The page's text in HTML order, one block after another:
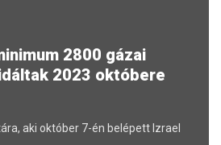
2800 gázai
2023 októbere
aki október 7-én belépett Izrael